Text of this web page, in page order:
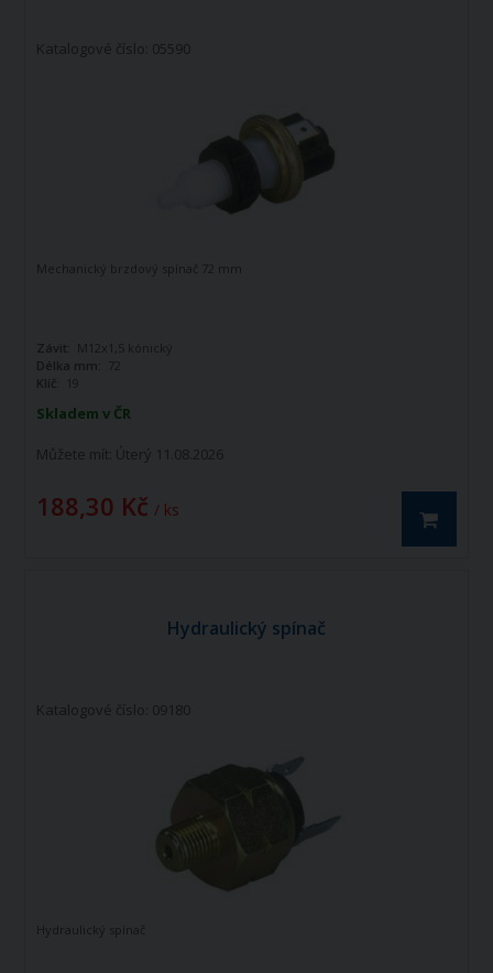
Katalogové číslo: 05590
Skladem v ČR
Můžete mít: Úterý 11.08.2026
188,30 Kč / ks
Mechanický brzdový spínač 72 mm
Závit: M12x1,5 kónický
Délka mm:
72
Klíč:
19
Hydraulický spínač
Katalogové číslo: 09180
Hydraulický spínač